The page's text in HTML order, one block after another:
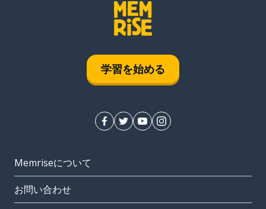
学習を始める
Memriseについて
お問い合わせ